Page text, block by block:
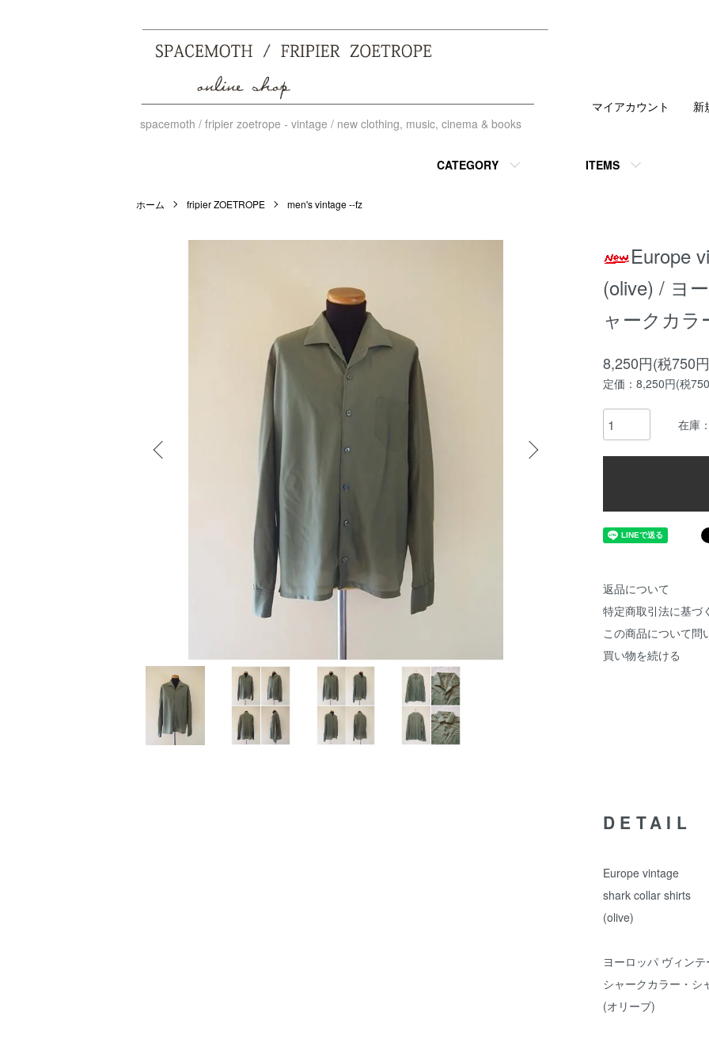
spacemoth / fripier zoetrope - vintage / new clothing, music, cinema & books
CATEGORY ITEMS
マイアカウント 新
ホーム fripier ZOETROPE men's vintage --fz
Europe
(olive) / ヨ
ャークカラ
8,250円(税750
定価：8,250円(税
在庫
返品について
特定商取引法に基づ
この商品について問
買い物を続ける
DETAIL
Europe vintage
shark collar shirts
(olive)
ヨーロッパ ヴィンテ
シャークカラー・シ
(オリーブ)